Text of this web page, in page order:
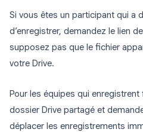
Si vous êtes un participant qui a
d’enregistrer, demandez le lien
supposez pas que le fichier
votre Drive.
Pour les équipes qui
dossier Drive partagé et
déplacer les enregistrements